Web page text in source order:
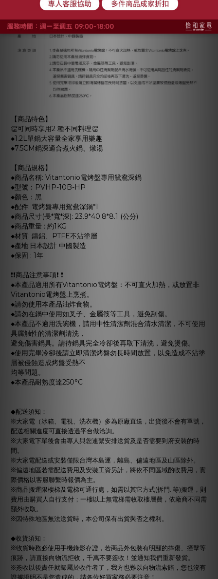
【商品特色】
👏可同時享用2 種不同料理👏
◆1.2L單鍋大容量全家享用樂趣
◆7.5CM鍋深適合煮火鍋、燉湯
【商品規格】
◆商品名稱: Vitantonio電烤盤專用鴛鴦深鍋
◆型號：PVHP-10B-HP
◆顏色：黑
◆配件: 電烤盤專用鴛鴦深鍋*1
◆商品尺寸(長*寬*深): 23.9*40.8*8.1 (公分)
◆商品重量 : 約1KG
◆材質: 鑄鋁、PTFE不沾塗層
◆產地:日本設計 中國製造
◆保固 : 1年
❗️❗️商品注意事項❗️ ❗️
◆本產品適用所有Vitantonio電烤盤：不可直火加熱，或放置非
Vitantonio電烤盤上烹煮。
◆請勿使用本產品油炸食物。
◆請勿在鍋中使用如叉子、金屬筷等工具，避免刮傷。
◆本產品不適用洗碗機，請用中性清潔劑混合清水清潔，不可使用
具腐触性的清潔劑清洗，
避免傷害鍋具。請待鍋具完全冷卻後再取下清洗，避免燙傷。
◆使用完畢冷卻後請立即清潔烤盤勿長時間放置，以免造成不沾塗
層被侵蝕造成烤盤受熱不
均等問題。
◆本產品耐熟度達250°C
◆配送須知：
※大家電（冰箱、電視、洗衣機）多為原廠直送，出貨後不會有單號，
配送相關進度可直接透過平台做洽詢。
※大家電下單後會由專人與您連繫安排送貨及是否需要到府安裝的時
間。
※大家電配送或安裝僅限台灣本島運，離島、偏遠地區及山區除外。
※偏遠地區若需配送費用及安裝工資另計，將依不同區域酌收費用，實
際價格以客服聯繫時報價為主。
※商品搬運限樓梯及電梯可通行處，如需以其它方式(拆門 等)搬運，則
費用由購買人自行支付；一樓以上無電梯需收取樓層費，依廠商不同需
額外收取。
※因特殊地區無法送貨時，本公司保有出貨與否之權利。
◆收貨須知：
※收貨時務必使用手機錄影存證，若商品外包裝有明顯的摔傷、撞擊等
痕跡，請直接向物流拒收，千萬不要簽收！並通知我們重新發貨。
※簽收以後責任就歸屬於收件者了，我方也難以向物流索賠，您也沒有
證據證明不是您造成的，請各位好買家務必要注意！